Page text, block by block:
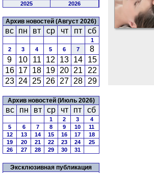
2025 2026
Архив новостей (Август 2026)
вс пн вт ср чт пт сб
1
2
3 4 5 6 7
8
9
10 11 12 13 14
15
16 17 18 19 20 21
22
23 24 25 26 27 28 29
Архив новостей (Июль 2026)
вс пн вт ср чт пт сб
1 2 3
4
5
6 7 8 9 10
11
12
13 14 15 16 17
18
19
20 21 22 23 24
25
26
27 28 29 30 31
Эксклюзивная публикация